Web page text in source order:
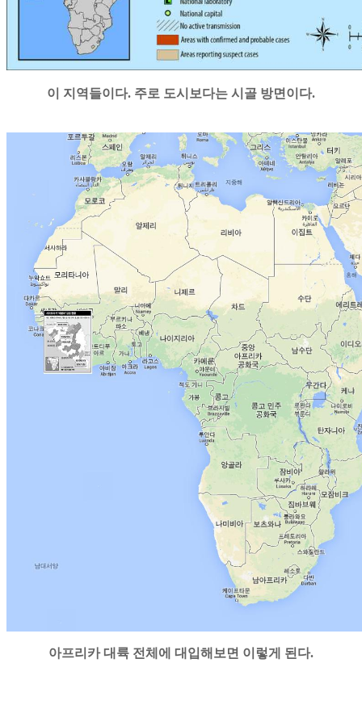
이 지역들이다. 주로 도시보다는 시골 방면이다.
아프리카 대륙 전체에 대입해보면 이렇게 된다.